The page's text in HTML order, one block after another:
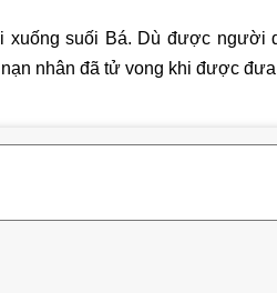
xuống suối Bá. Dù được người
nhân đã tử vong khi được đưa